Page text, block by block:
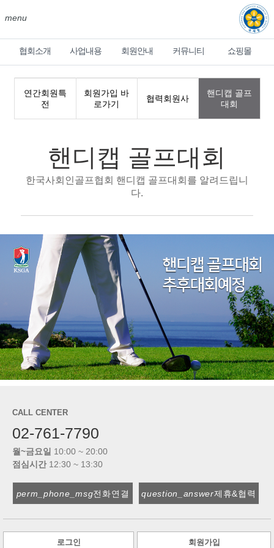
menu
협회소개 사업내용 회원안내 커뮤니티 쇼핑몰
연간회원특
전
회원가입 바
로가기
협력회원사
핸디캡 골프
대회
핸디캡 골프대회
한국사회인골프협회 핸디캡 골프대회를 알려드립니
다.
CALL CENTER
02-761-7790
월~금요일 10:00 ~ 20:00
점심시간12:30 ~ 13:30
perm_phone_msg전화연결 question_answer제휴&협력
로그인 회원가입